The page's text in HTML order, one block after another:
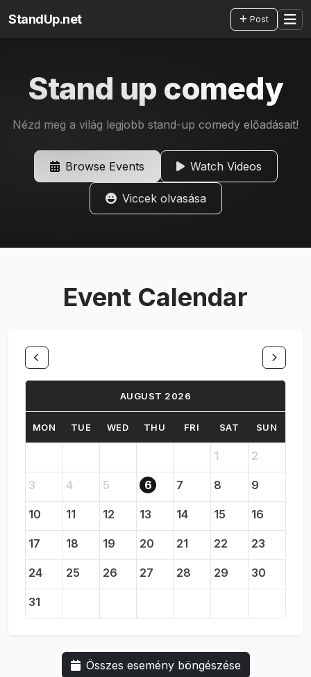
StandUp.net Post
Stand up comedy
Nézd meg a világ legjobb stand-up comedy előadásait!
Browse Events Watch Videos
Viccek olvasása
Event Calendar
AUGUST 2026
MON TUE WED THU FRI SAT SUN
1 2
3 4 5 6 7 8 9
10 11 12 13 14 15 16
17 18 19 20 21 22 23
24 25 26 27 28 29 30
31
Összes esemény böngészése